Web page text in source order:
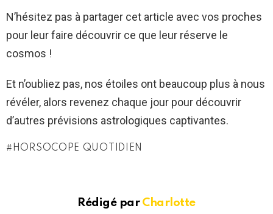
N’hésitez pas à partager cet article avec vos proches
pour leur faire découvrir ce que leur réserve le
cosmos !
Et n’oubliez pas, nos étoiles ont beaucoup plus à nous
révéler, alors revenez chaque jour pour découvrir
d’autres prévisions astrologiques captivantes.
HORSOCOPE QUOTIDIEN
Rédigé par Charlotte